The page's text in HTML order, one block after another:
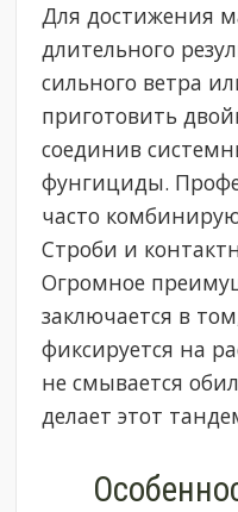
Для достижения
длительного
сильного ветра
приготовить
соединив
фунгициды.
часто
Строби и
Огромное
заключается в
фиксируется на
не смывается
делает этот